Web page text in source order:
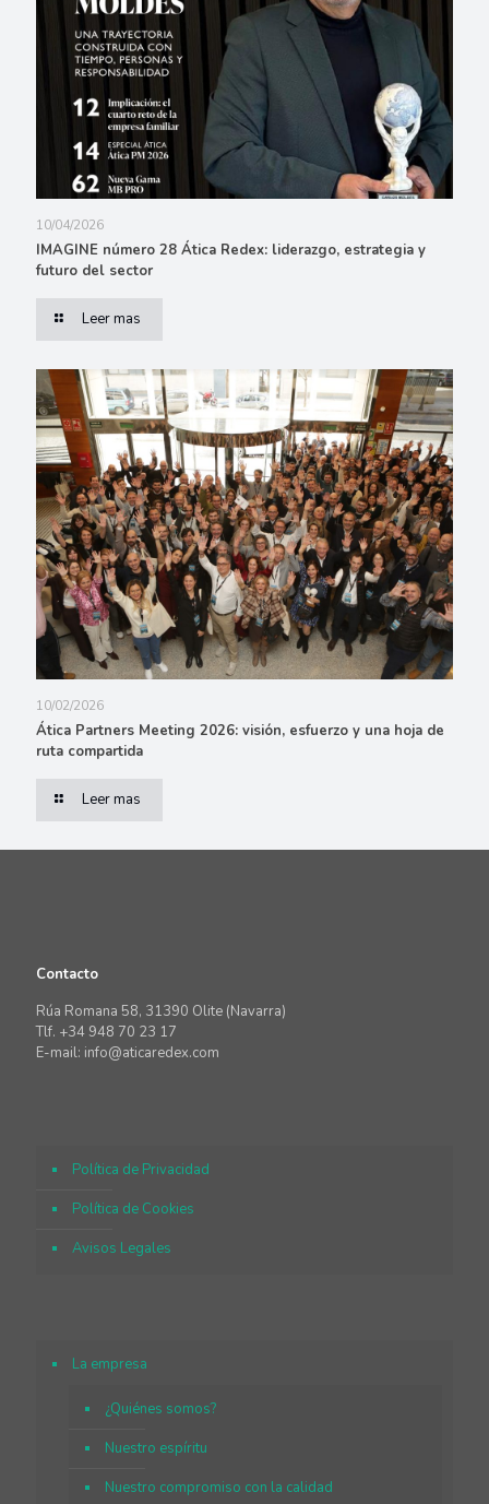
10/04/2026
IMAGINE número 28 Ática Redex: liderazgo, estrategia y
futuro del sector
Leer mas
10/02/2026
Ática Partners Meeting 2026: visión, esfuerzo y una hoja de
ruta compartida
Leer mas
Contacto
Rúa Romana 58, 31390 Olite (Navarra)
Tlf. +34 948 70 23 17
E-mail: info@aticaredex.com
Política de Privacidad
Política de Cookies
Avisos Legales
La empresa
¿Quiénes somos?
Nuestro espíritu
Nuestro compromiso con la calidad